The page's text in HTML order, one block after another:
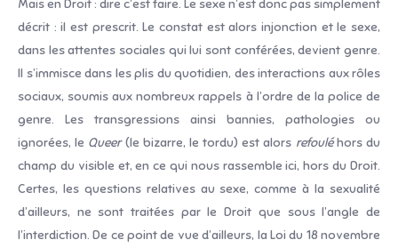
Mais en Droit : dire c’est faire. Le sexe n’est donc pas simplement
décrit : il est prescrit. Le constat est alors injonction et le sexe,
dans les attentes sociales qui lui sont conférées, devient genre.
Il s’immisce dans les plis du quotidien, des interactions aux rôles
sociaux, soumis aux nombreux rappels à l’ordre de la police de
genre. Les transgressions ainsi bannies, pathologies ou
ignorées, le Queer(le bizarre, le tordu) est alors refouléhors du
champ du visible et, en ce qui nous rassemble ici, hors du Droit.
Certes, les questions relatives au sexe, comme à la sexualité
d’ailleurs, ne sont traitées par le Droit que sous l’angle de
l’interdiction. De ce point de vue d’ailleurs, la Loi du 18 novembre